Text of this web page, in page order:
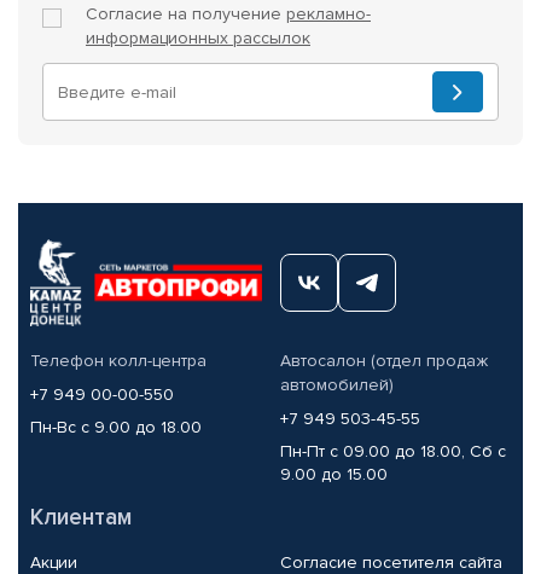
Согласие на получение рекламно-
информационных рассылок
Телефон колл-центра
+7 949 00-00-550
Пн-Вс с 9.00 до 18.00
Автосалон (отдел продаж
автомобилей)
+7 949 503-45-55
Пн-Пт с 09.00 до 18.00, Сб с
9.00 до 15.00
Клиентам
Акции Согласие посетителя сайта